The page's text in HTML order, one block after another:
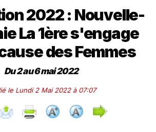
2022 : Nouvelle-
La 1ère s'engage
des Femmes
Du 2 au 6 mai 2022
le Lundi 2 Mai 2022 à 07:07